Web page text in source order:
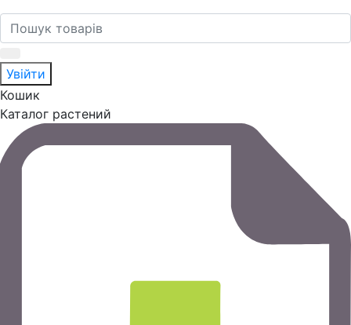
Увійти
Кошик
Каталог растений